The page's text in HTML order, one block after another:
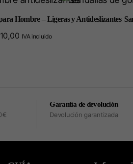
Hombre – Ligeras y Antideslizantes
10,00 IVA incluido
€
Garantía de devolución
Devolución garantizada